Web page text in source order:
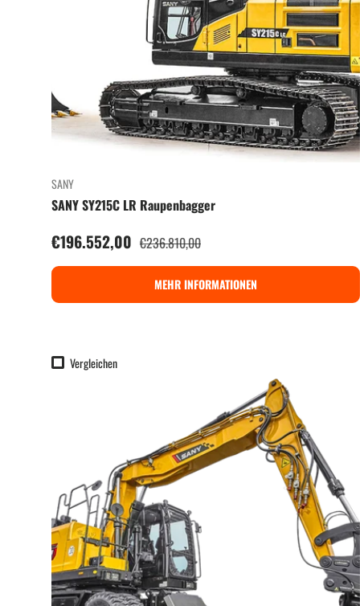
SANY
SANY SY215C LR Raupenbagger
Verkaufspreis
€196.552,00 Normaler Preis
€236.810,00
MEHR INFORMATIONEN
Vergleichen